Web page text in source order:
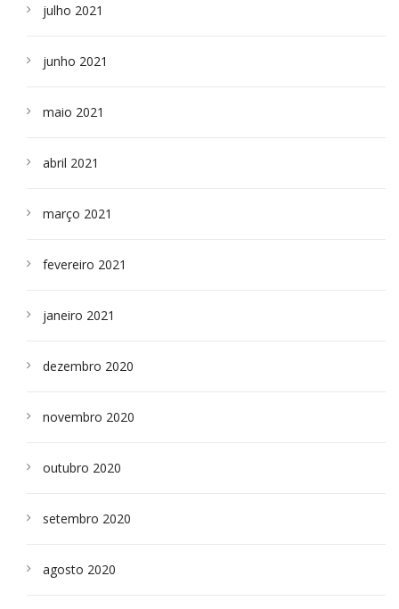
julho 2021
junho 2021
maio 2021
abril 2021
março 2021
fevereiro 2021
janeiro 2021
dezembro 2020
novembro 2020
outubro 2020
setembro 2020
agosto 2020